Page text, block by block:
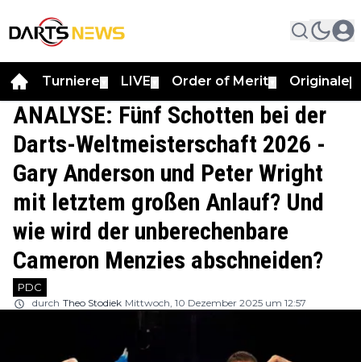
Turniere LIVE Order of Merit Originale
ANALYSE: Fünf Schotten bei der
Darts-Weltmeisterschaft 2026 -
Gary Anderson und Peter Wright
mit letztem großen Anlauf? Und
wie wird der unberechenbare
Cameron Menzies abschneiden?
PDC
durch Theo Stodiek Mittwoch, 10 Dezember 2025 um 12:57